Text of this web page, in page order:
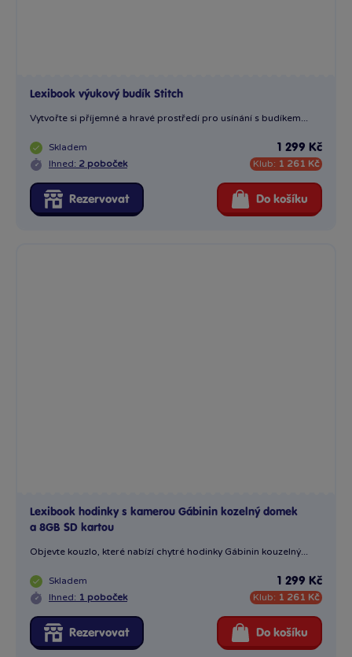
Lexibook výukový budík Stitch
Vytvořte si příjemné a hravé prostředí pro usínání s budíkem...
Skladem
Ihned: 2 poboček
1 299 Kč
Klub: 1 261 Kč
Rezervovat Do košíku
Lexibook hodinky s kamerou Gábinin kozelný domek
a 8GB SD kartou
Objevte kouzlo, které nabízí chytré hodinky Gábinin kouzelný...
Skladem
Ihned: 1 poboček
1 299 Kč
Klub: 1 261 Kč
Rezervovat Do košíku